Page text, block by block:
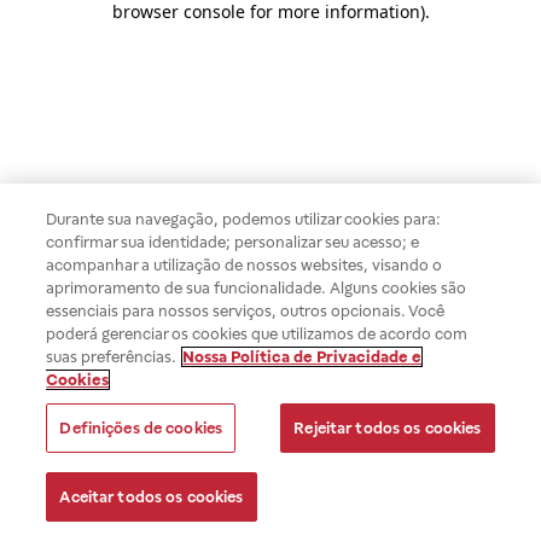
browser console for more information).
Durante sua navegação, podemos utilizar cookies para:
confirmar sua identidade; personalizar seu acesso; e
acompanhar a utilização de nossos websites, visando o
aprimoramento de sua funcionalidade. Alguns cookies são
essenciais para nossos serviços, outros opcionais. Você
poderá gerenciar os cookies que utilizamos de acordo com
suas preferências. Nossa Política de Privacidade e
Cookies
Definições de cookies Rejeitar todos os cookies
Aceitar todos os cookies